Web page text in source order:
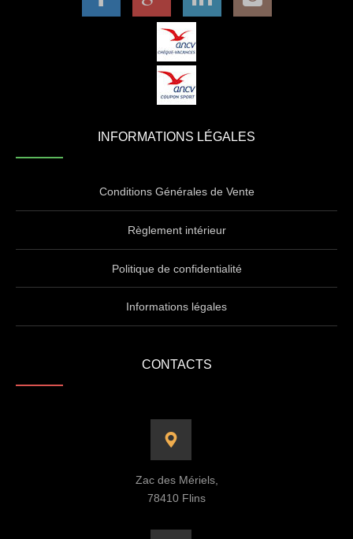
INFORMATIONS LÉGALES
Conditions Générales de Vente
Règlement intérieur
Politique de confidentialité
Informations légales
CONTACTS
Zac des Mériels,
78410 Flins